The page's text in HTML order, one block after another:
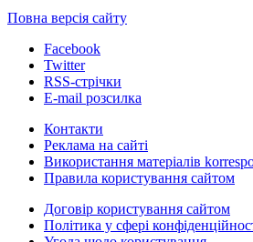
Повна версія сайту
Facebook
Twitter
RSS-стрічки
E-mail розсилка
Контакти
Реклама на сайті
Використання матеріалів
Правила користування сайтом
Договір користування сайтом
Політика у сфері